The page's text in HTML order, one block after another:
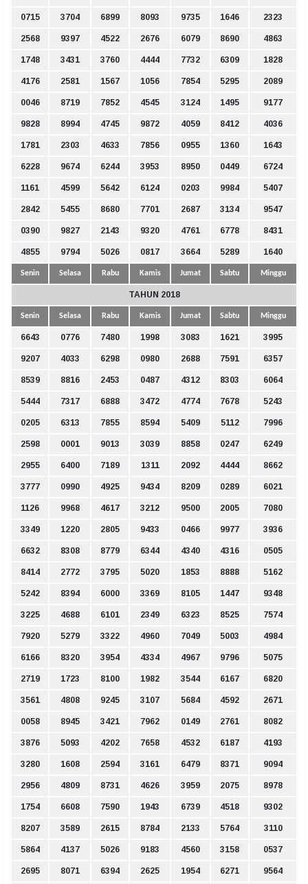
0715 3704 6899 8093 9735 1646 2323
2568 9397 4522 2676 6079 8690 4863
1748 3431 3760 4444 7732 6309 1828
4176 2581 1567 1056 7854 5295 2089
0046 8719 7852 4545 3124 1495 9177
9828 8994 4745 9872 4059 8412 4036
1781 2303 4633 7856 0955 1360 1643
6228 9674 6244 3953 8950 0449 6724
1161 4599 5642 6124 0203 9984 5407
2842 5455 8680 7701 2687 3134 9547
0390 9827 2143 9320 4761 6778 8431
4855 9794 5026 0817 3664 5289 1640
Senin Selasa Rabu Kamis Jumat Sabtu Minggu
TAHUN 2018
Senin Selasa Rabu Kamis Jumat Sabtu Minggu
6643 0776 7480 1998 3083 1621 3995
9207 4033 6298 0980 2688 7591 6357
8539 8816 2453 0487 4312 8303 6064
5444 7317 6888 3472 4774 7678 5243
0205 6313 7855 8594 5409 5112 7996
2598 0001 9013 3039 8858 0247 6249
2955 6400 7189 1311 2092 4444 8662
3777 0990 4925 9434 8209 0289 6021
1126 9968 4617 3212 9500 2005 7080
3349 1220 2805 9433 0466 9977 3936
6632 8308 8779 6344 4340 4316 0505
8414 2772 3795 5020 1853 8888 5162
5242 8394 6000 3369 8105 1447 9348
3225 4688 6101 2349 6323 8525 7574
7920 5279 3322 4960 7049 5003 4984
6166 8320 3954 4334 4967 9796 5075
2719 1723 8100 1982 3544 6167 6820
3561 4808 9245 3107 5684 4592 2671
0058 8945 3421 7962 0149 2761 8082
3876 5093 4202 7658 4532 6187 4193
3280 1608 2594 3161 6479 8371 9094
2956 4809 8731 4626 3959 2075 8978
1754 6608 7590 1943 6739 4518 9302
8207 3589 2615 8784 2133 5764 3110
5864 4137 5026 9183 4560 3158 0537
2695 8071 6394 2625 1954 6271 9564